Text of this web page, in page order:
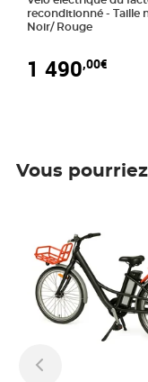
reconditionné - Taille normale -
Noir/ Rouge
1 490,00€
Vous